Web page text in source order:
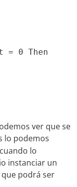
= 0 Then
ver que se
lo podemos
lo
instanciar un
podrá ser